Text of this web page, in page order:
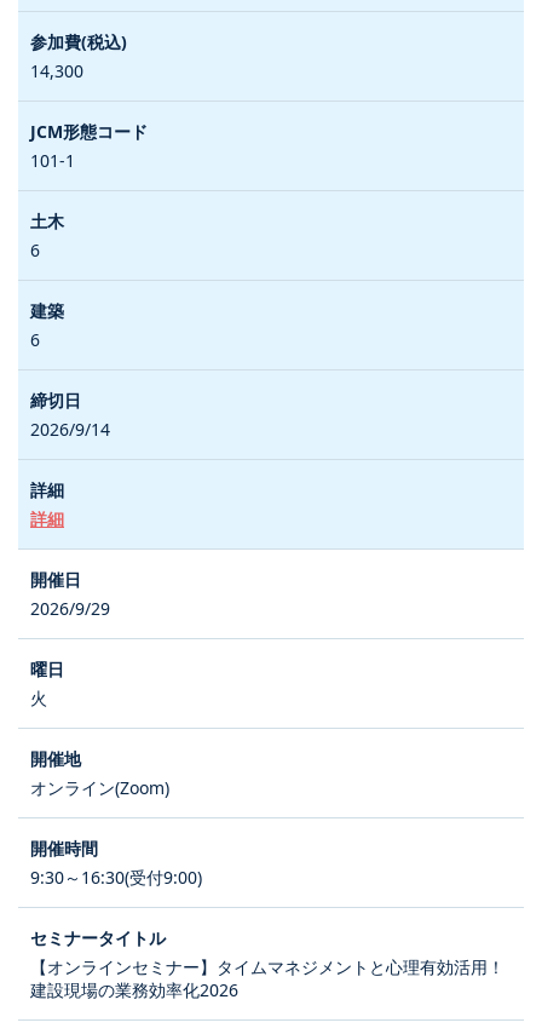
14,300
101-1
6
6
2026/9/14
詳細
2026/9/29
火
オンライン(Zoom)
9:30～16:30(受付9:00)
【オンラインセミナー】タイムマネジメントと心理有効活用！
建設現場の業務効率化2026